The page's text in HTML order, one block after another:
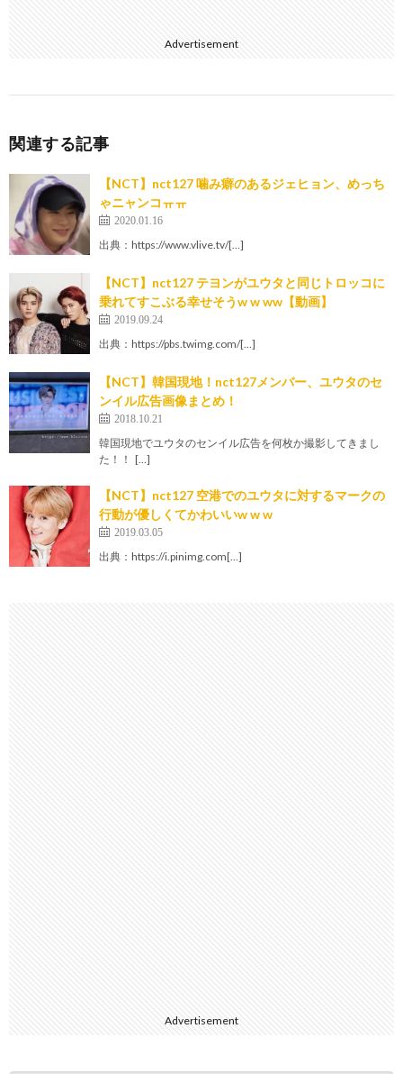
Advertisement
関連する記事
【NCT】nct127 噛み癖のあるジェヒョン、めっち
ゃニャンコㅠㅠ
2020.01.16
出典：https://www.vlive.tv/[…]
【NCT】nct127 テヨンがユウタと同じトロッコに
乗れてすこぶる幸せそうw w ww【動画】
2019.09.24
出典：https://pbs.twimg.com/[…]
【NCT】韓国現地！nct127メンバー、ユウタのセ
ンイル広告画像まとめ！
2018.10.21
韓国現地でユウタのセンイル広告を何枚か撮影してきまし
た！！ […]
【NCT】nct127 空港でのユウタに対するマークの
行動が優しくてかわいいw w w
2019.03.05
出典：https://i.pinimg.com[…]
Advertisement